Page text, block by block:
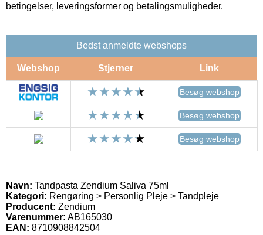
betingelser, leveringsformer og betalingsmuligheder.
Bedst anmeldte webshops
Webshop Stjerner Link
Besøg webshop
Besøg webshop
Besøg webshop
Navn: Tandpasta Zendium Saliva 75ml
Kategori: Rengøring > Personlig Pleje > Tandpleje
Producent: Zendium
Varenummer: AB165030
EAN: 8710908842504